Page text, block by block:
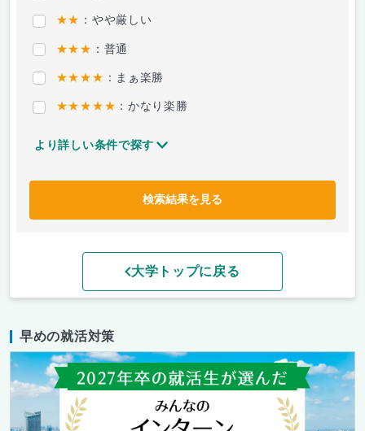
★★ ：やや厳しい
★★★ ：普通
★★★★ ：まぁ楽勝
★★★★★ ：かなり楽勝
より詳しい条件で探す
検索結果を見る
大学トップに戻る
早めの就活対策